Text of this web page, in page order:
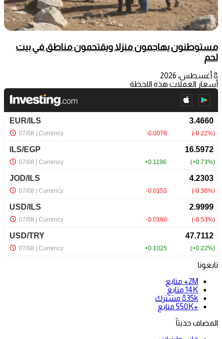
مستوطنون يهاجمون منزلا ويقتحمون مناطق في بيت
لحم
8 أغسطس، 2026
أسعار العملات هذه اللحظة
تابعونا
2M+
متابع
14K متابع
835k مشترك
+550K
متابع
المضاف حديثاً